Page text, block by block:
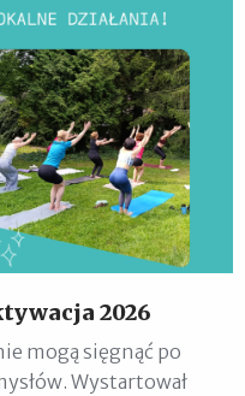
2026
mogą sięgnąć po
Wystartował